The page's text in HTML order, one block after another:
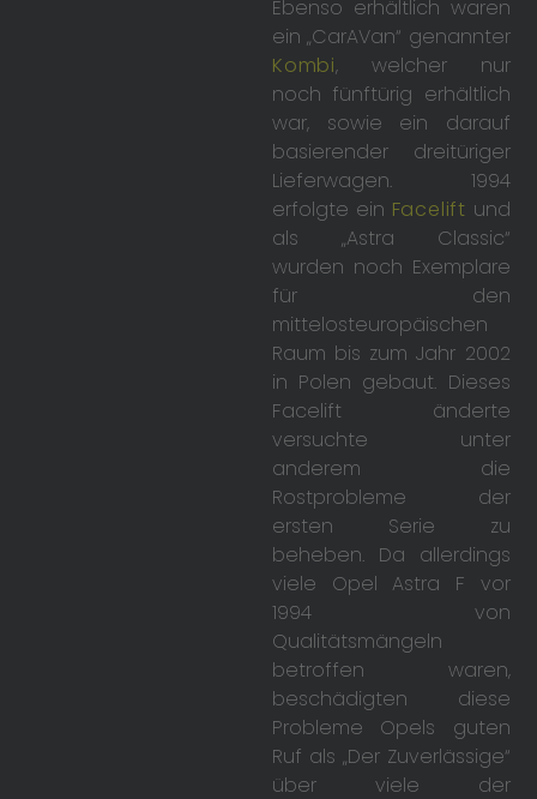
Ebenso erhältlich waren
ein „CarAVan“ genannter
Kombi, welcher nur
noch fünftürig erhältlich
war, sowie ein darauf
basierender dreitüriger
Lieferwagen. 1994
erfolgte ein Facelift und
als „Astra Classic“
wurden noch Exemplare
für den
mittelosteuropäischen
Raum bis zum Jahr 2002
in Polen gebaut. Dieses
Facelift änderte
versuchte unter
anderem die
Rostprobleme der
ersten Serie zu
beheben. Da allerdings
viele Opel Astra F vor
1994 von
Qualitätsmängeln
betroffen waren,
beschädigten diese
Probleme Opels guten
Ruf als „Der Zuverlässige“
über viele der